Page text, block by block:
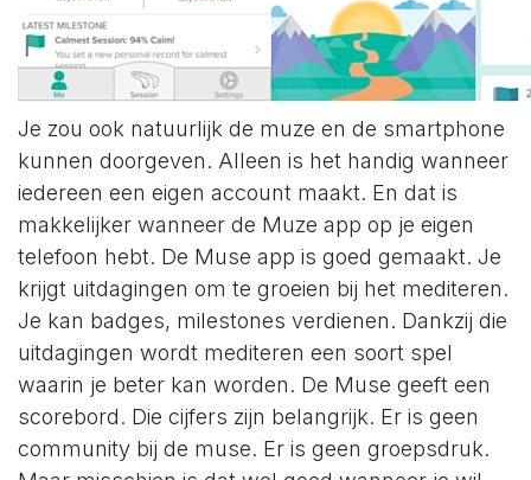
Je zou ook natuurlijk de muze en de smartphone
kunnen doorgeven. Alleen is het handig wanneer
iedereen een eigen account maakt. En dat is
makkelijker wanneer de Muze app op je eigen
telefoon hebt. De Muse app is goed gemaakt. Je
krijgt uitdagingen om te groeien bij het mediteren.
Je kan badges, milestones verdienen. Dankzij die
uitdagingen wordt mediteren een soort spel
waarin je beter kan worden. De Muse geeft een
scorebord. Die cijfers zijn belangrijk. Er is geen
community bij de muse. Er is geen groepsdruk.